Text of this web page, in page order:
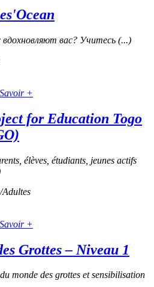
вдохновляют вас? Учитесь (...)
+
for Education Togo
élèves, étudiants, jeunes actifs
Adultes
+
Grottes – Niveau 1
monde des grottes et sensibilisation